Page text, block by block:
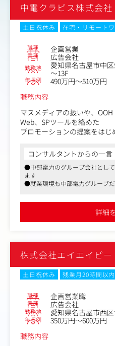
・誰もが知る身近で有名な大
ができます。
・従来の4マス媒体に加え、
ト等、ニーズに合うものを
・日本最大級の広告賞を受
でご就業いただきます。
中電クラビス株式会社
土日祝休み
在宅・リモート
職種 企画営業
業種 広告会社
勤務地
愛知県名古屋市中
～13F
年収例
490万円～510万円
職務内容
マスメディアの扱いや、OOH
Web、SPツールを絡めた
プロモーションの提案をは
また、媒体社との折衝など
っていただく可能性もござい
クライアントは、中部電力
それ以外の案件でそれぞれ6
中部電力グループからは、
トーエネック、シーテック、
コンサルタントからの一言
●中部電力のグループ会社とし
ます
●就業環境も中部電力グループ
●クライアントはグループとそ
そのため、他広告会社と同様、
です。
詳細
株式会社エイエイピー
土日祝休み 残業月20時間以内
職種 企画営業職
業種 広告会社
勤務地 愛知県名古屋市西
年収例
350万円～600万円
職務内容